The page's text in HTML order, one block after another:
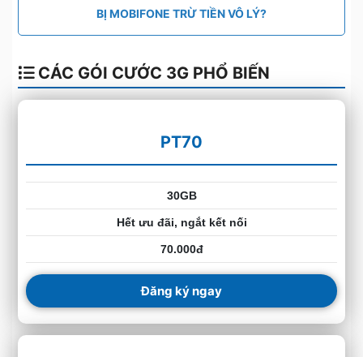
BỊ MOBIFONE TRỪ TIỀN VÔ LÝ?
CÁC GÓI CƯỚC 3G PHỔ BIẾN
PT70
30GB
Hết ưu đãi, ngắt kết nối
70.000đ
Đăng ký ngay